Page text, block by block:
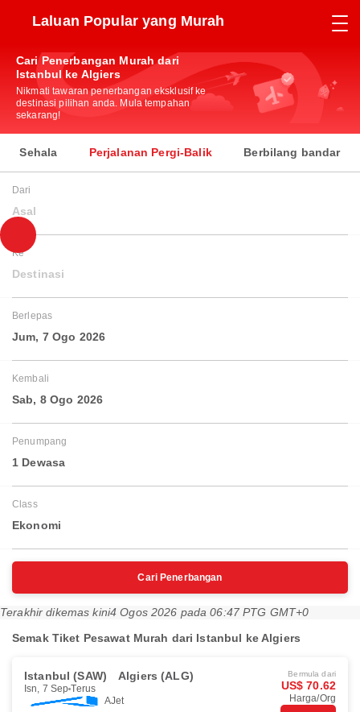
Laluan Popular yang Murah
Cari Penerbangan Murah dari
Istanbul ke Algiers
Nikmati tawaran penerbangan eksklusif ke
destinasi pilihan anda. Mula tempahan
sekarang!
Sehala Perjalanan Pergi-Balik Berbilang bandar
Dari
Asal
Ke
Destinasi
Berlepas
Jum, 7 Ogo 2026
Kembali
Sab, 8 Ogo 2026
Penumpang
1 Dewasa
Class
Ekonomi
Cari Penerbangan
Terakhir dikemas kini4 Ogos 2026 pada 06:47 PTG GMT+0
Semak Tiket Pesawat Murah dari Istanbul ke Algiers
Istanbul (SAW) Algiers (ALG)
Isn, 7 Sep Terus
AJet
Bermula dari
US$ 70.62
Harga/Org